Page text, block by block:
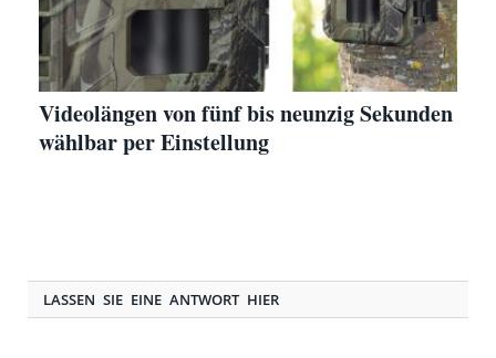
Videolängen von fünf bis neunzig Sekunden
wählbar per Einstellung
LASSEN SIE EINE ANTWORT HIER